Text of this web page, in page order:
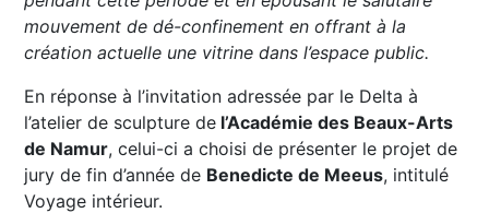
mouvement de dé-confinement en offrant à la
création actuelle une vitrine dans l’espace public.
En réponse à l’invitation adressée par le Delta à
l’atelier de sculpture de l’Académie des Beaux-Arts
de Namur, celui-ci a choisi de présenter le projet de
jury de fin d’année de Benedicte de Meeus, intitulé
Voyage intérieur.